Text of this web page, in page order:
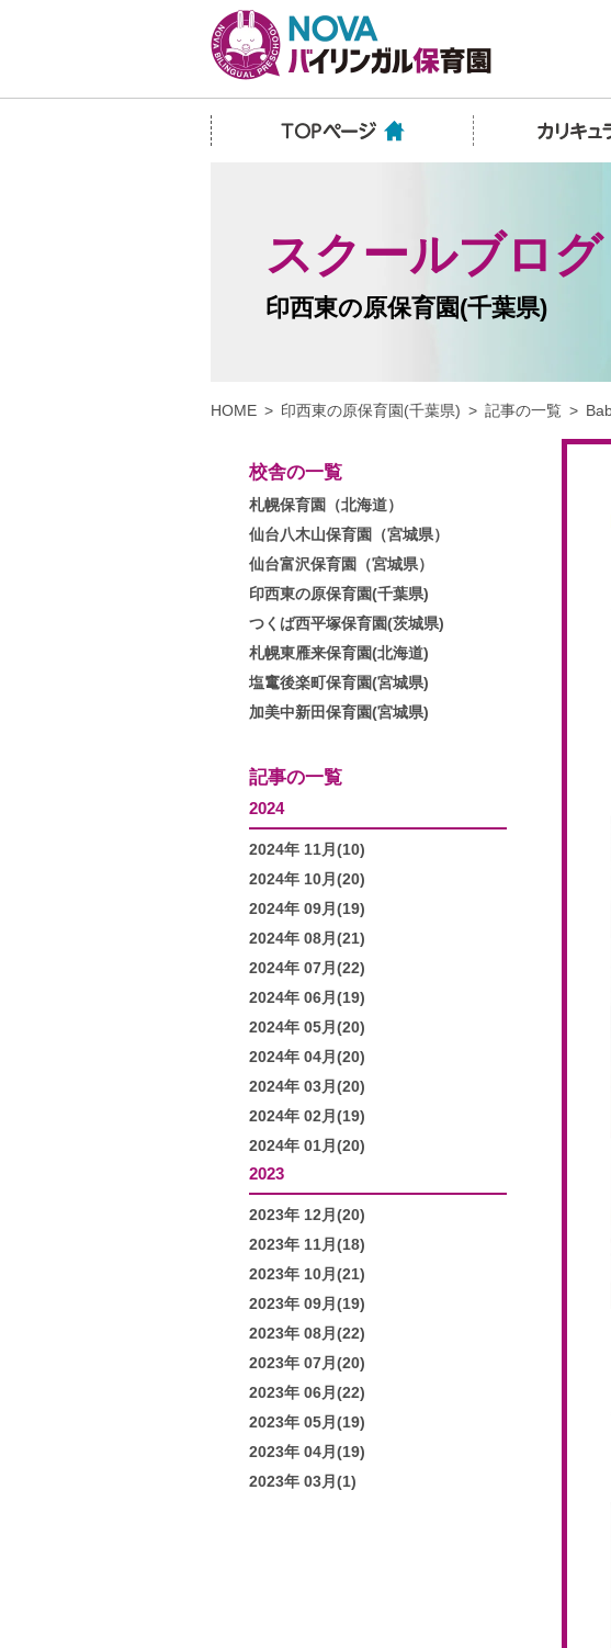
スクールブログ
印西東の原保育園(千葉県)
HOME 印西東の原保育園(千葉県) 記事の一覧
校舎の一覧
札幌保育園（北海道）
仙台八木山保育園（宮城県）
仙台富沢保育園（宮城県）
印西東の原保育園(千葉県)
つくば西平塚保育園(茨城県)
札幌東雁来保育園(北海道)
塩竃後楽町保育園(宮城県)
加美中新田保育園(宮城県)
記事の一覧
2024
2024年 11月(10)
2024年 10月(20)
2024年 09月(19)
2024年 08月(21)
2024年 07月(22)
2024年 06月(19)
2024年 05月(20)
2024年 04月(20)
2024年 03月(20)
2024年 02月(19)
2024年 01月(20)
2023
2023年 12月(20)
2023年 11月(18)
2023年 10月(21)
2023年 09月(19)
2023年 08月(22)
2023年 07月(20)
2023年 06月(22)
2023年 05月(19)
2023年 04月(19)
2023年 03月(1)